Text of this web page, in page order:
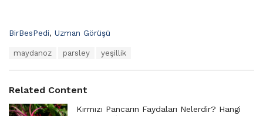
C
o
r
i
BirBesPedi, Uzman Görüşü
:
maydanoz parsley yeşillik
Related Content
Kırmızı Pancarın Faydaları Nelerdir? Hangi